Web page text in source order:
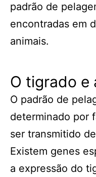
padrão de
encontradas em
animais.
O tigrado e
O padrão de
determinado por
ser transmitido
Existem genes
a expressão do